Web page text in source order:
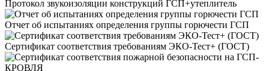
Протокол звукоизоляции конструкций ГСП+утеплитель
Отчет об испытаниях определения группы горючести ГСП
Сертификат соответствия требованиям ЭКО-Тест+ (ГОСТ)